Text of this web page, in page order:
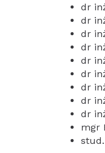
dr
dr
dr
dr
dr
dr
dr
dr
dr
mgr